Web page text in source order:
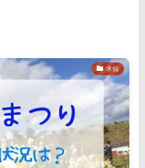
水仙